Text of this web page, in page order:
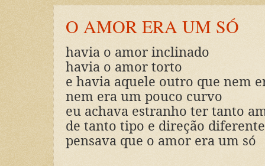
O AMOR ERA UM SÓ
havia o amor inclinado
havia o amor torto
e havia aquele outro que nem
nem era um pouco curvo
eu achava estranho ter tanto
de tanto tipo e direção
pensava que o amor era um só